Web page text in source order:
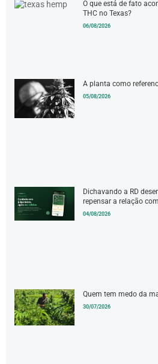
O que está de fato
THC no Texas?
06/08/2026
A planta como
05/08/2026
Dichavando a RD
repensar a relação
04/08/2026
Quem tem medo da
30/07/2026